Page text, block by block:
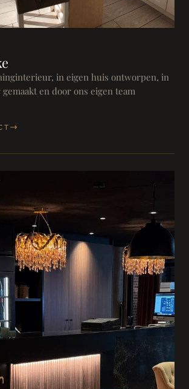
in eigen huis ontworpen, in
en door ons eigen team